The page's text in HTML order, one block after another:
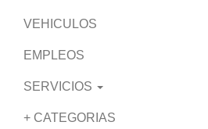
VEHICULOS
EMPLEOS
SERVICIOS
+ CATEGORIAS